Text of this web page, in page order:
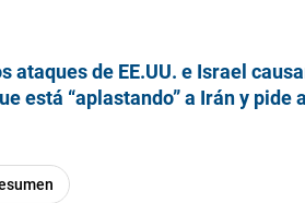
ataques de EE.UU. e Israel
está “aplastando” a Irán y